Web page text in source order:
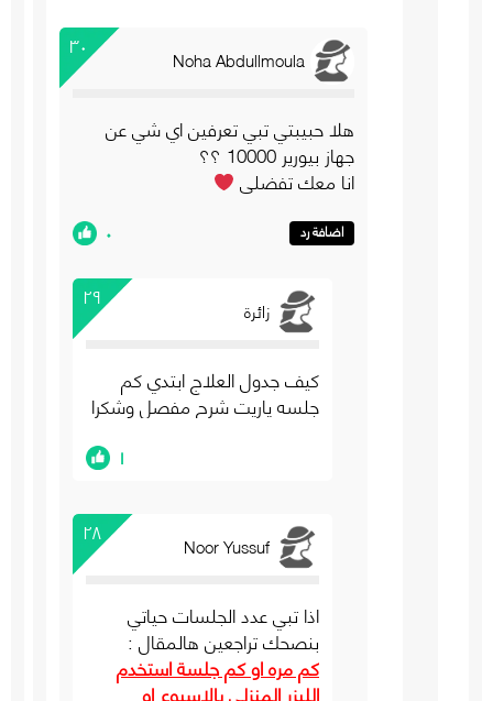
٣٠ Noha Abdullmoula
هلا حبيبتي تبي تعرفين اي شي عن
جهاز بيورير 10000 ؟؟
انا معك تفضلي
اضافة رد ٠
٢٩ زائرة
كيف جدول العلاج ابتدي كم
جلسه ياريت شرح مفصل وشكرا
١
٢٨ Noor Yussuf
اذا تبي عدد الجلسات حياتي
بنصحك تراجعين هالمقال :
كم مره او كم جلسة استخدم
الليزر المنزلي بالاسبوع او